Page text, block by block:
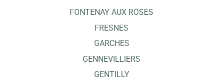
FONTENAY AUX ROSES
FRESNES
GARCHES
GENNEVILLIERS
GENTILLY